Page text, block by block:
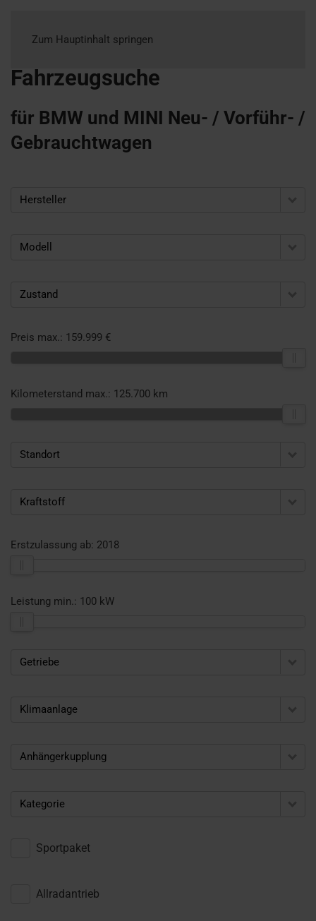
Zum Hauptinhalt springen
Fahrzeugsuche
für BMW und MINI Neu- / Vorführ- /
Gebrauchtwagen
Hersteller
Modell
Zustand
Preis max.: 159.999 €
Kilometerstand max.: 125.700 km
Standort
Kraftstoff
Erstzulassung ab: 2018
Leistung min.: 100 kW
Getriebe
Klimaanlage
Anhängerkupplung
Kategorie
Sportpaket
Allradantrieb